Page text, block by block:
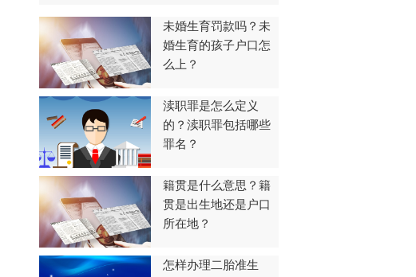
未婚生育罚款吗？未
婚生育的孩子户口怎
么上？
渎职罪是怎么定义
的？渎职罪包括哪些
罪名？
籍贯是什么意思？籍
贯是出生地还是户口
所在地？
怎样办理二胎准生